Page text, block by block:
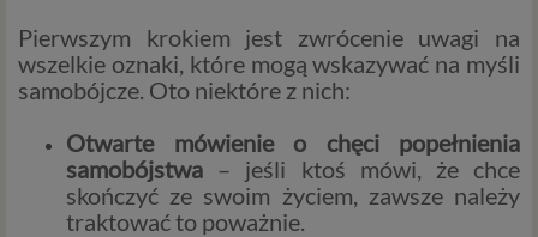
Pierwszym krokiem jest zwrócenie uwagi na
wszelkie oznaki, które mogą wskazywać na myśli
samobójcze. Oto niektóre z nich:
Otwarte mówienie o chęci popełnienia
samobójstwa – jeśli ktoś mówi, że chce
skończyć ze swoim życiem, zawsze należy
traktować to poważnie.